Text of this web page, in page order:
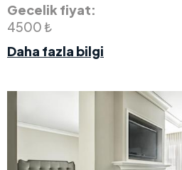
Gecelik fiyat:
4500 ₺
Daha fazla bilgi